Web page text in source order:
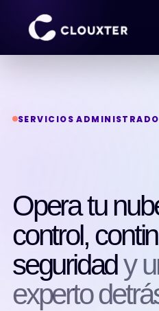
SERVICIOS
Opera tu
control,
seguridady
experto